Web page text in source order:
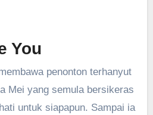
You
penonton terhanyut
Mei yang semula bersikeras
untuk siapapun. Sampai ia